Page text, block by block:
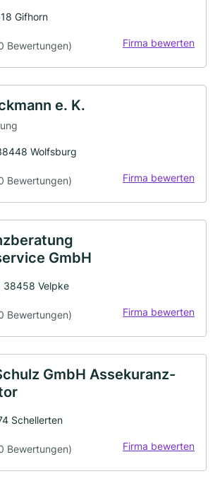
Gifhorn
Bewertungen) Firma bewerten
e. K.
Wolfsburg
Bewertungen) Firma bewerten
GmbH
38458 Velpke
Bewertungen) Firma bewerten
GmbH Assekuranz-
Schellerten
Bewertungen) Firma bewerten